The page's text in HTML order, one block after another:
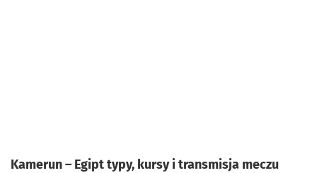
Kamerun – Egipt typy, kursy i transmisja meczu